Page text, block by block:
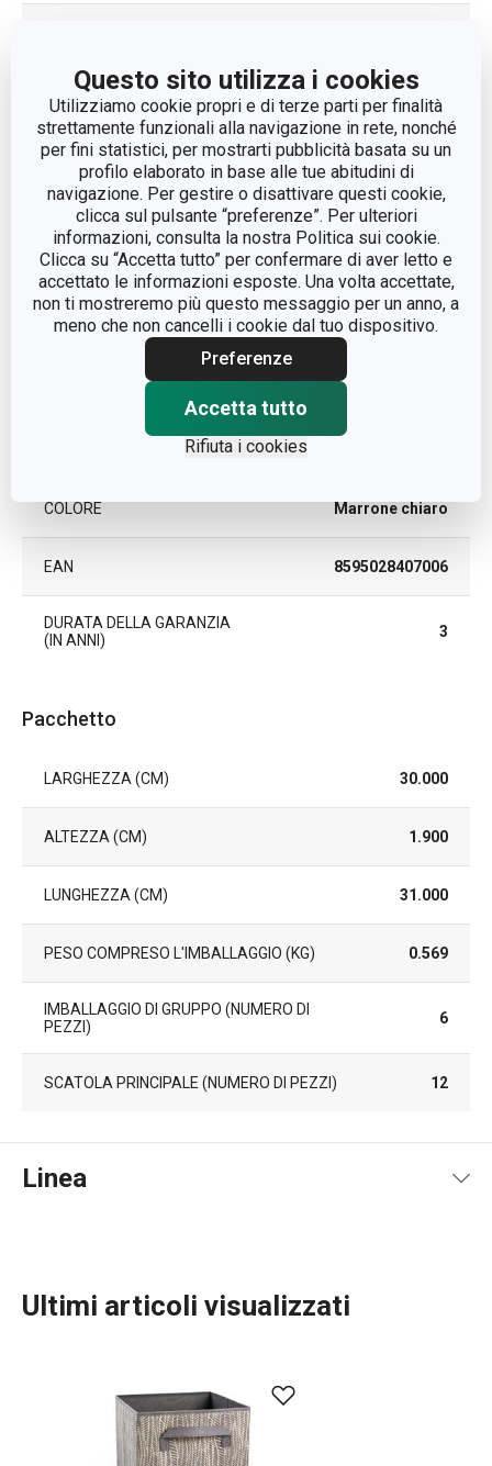
Questo sito utilizza i cookies
Utilizziamo cookie propri e di terze parti per finalità
strettamente funzionali alla navigazione in rete, nonché
per fini statistici, per mostrarti pubblicità basata su un
profilo elaborato in base alle tue abitudini di
navigazione. Per gestire o disattivare questi cookie,
clicca sul pulsante “preferenze”. Per ulteriori
informazioni, consulta la nostra Politica sui cookie.
Clicca su “Accetta tutto” per confermare di aver letto e
accettato le informazioni esposte. Una volta accettate,
non ti mostreremo più questo messaggio per un anno, a
meno che non cancelli i cookie dal tuo dispositivo.
Preferenze
Accetta tutto
Rifiuta i cookies
LUNGHEZZA (CM)
Altri parametri
CATEGORIA
organizzazione degli
armadi
LINEA DI PRODOTTO FANCY HOME
COLORE Marrone chiaro
EAN 8595028407006
DURATA DELLA GARANZIA
(IN ANNI)
3
Pacchetto
LARGHEZZA (CM) 30.000
ALTEZZA (CM) 1.900
LUNGHEZZA (CM) 31.000
PESO COMPRESO L'IMBALLAGGIO (KG) 0.569
IMBALLAGGIO DI GRUPPO (NUMERO DI
PEZZI)
6
SCATOLA PRINCIPALE (NUMERO DI PEZZI) 12
Linea
TESCOMA HOME
Ultimi articoli visualizzati